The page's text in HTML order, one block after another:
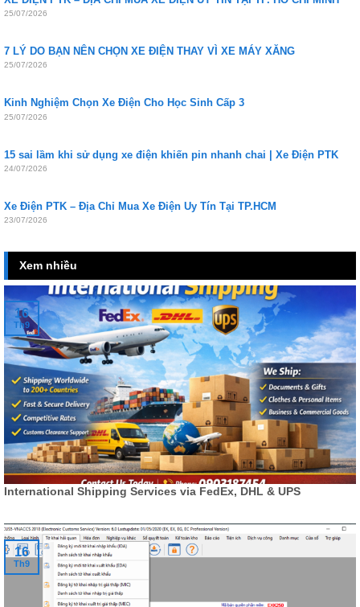
25/07/2026
7 LÝ DO BẠN NÊN CHỌN XE ĐIỆN THAY VÌ XE MÁY XĂNG
25/07/2026
Kinh Nghiệm Chọn Xe Điện Cho Học Sinh Cấp 3
25/07/2026
15 sai lầm khi sử dụng xe điện khiến pin nhanh chai | Xe Điện PTK
24/07/2026
Xe Điện PTK – Địa Chỉ Mua Xe Điện Uy Tín Tại TP.HCM
23/07/2026
Xem nhiều
International Shipping Services via FedEx, DHL & UPS
16
Th9
16
Th9